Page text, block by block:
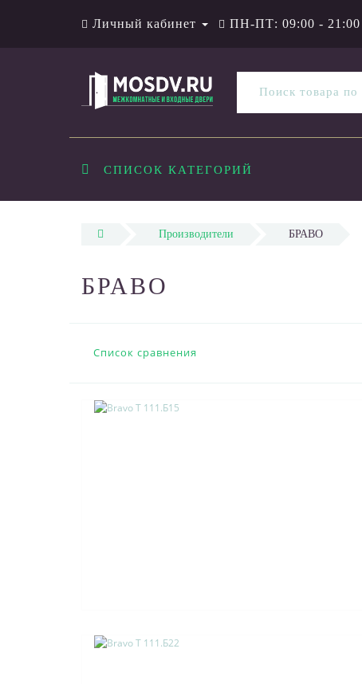
Личный кабинет ПН-ПТ: 09:00 - 21:00
СПИСОК КАТЕГОРИЙ
Производители БРАВО
БРАВО
Список сравнения